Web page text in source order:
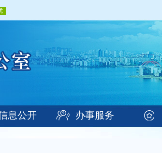
息公开 办事服务